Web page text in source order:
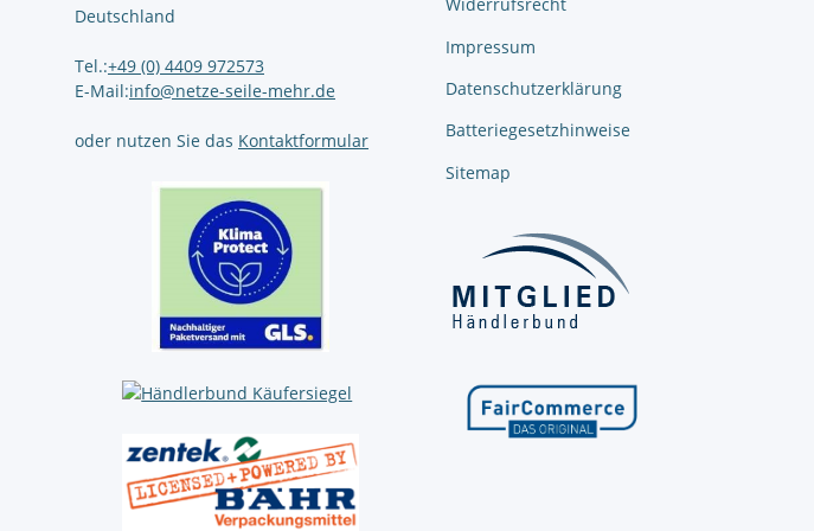
Deutschland
Tel.:+49 (0) 4409 972573
E-Mail:info@netze-seile-mehr.de
oder nutzen Sie das Kontaktformular
Impressum
Datenschutzerklärung
Batteriegesetzhinweise
Sitemap